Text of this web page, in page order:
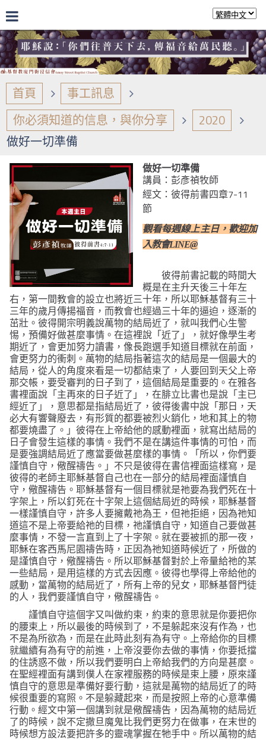
首頁
事工訊息
你必須知道的信息，與你分享
2020
做好一切準備
做好一切準備
講員：彭彥禎牧師
經文：彼得前書四章7-11
節
觀看每週線上主日，歡迎加
入教會LINE@
彼得前書記載的時間大
概是在主升天後三十年左
右，第一間教會的設立也將近三十年，所以耶穌基督有三十
三年的歲月傳揚福音，而教會也經過三十年的逼迫，逐漸的
茁壯。彼得開宗明義說萬物的結局近了，就叫我們心生警
惕，預備好做甚麼事情。在這裡說「近了」，就好像學生考
期近了，會更加努力讀書，像長跑選手知道目標就在前面，
會更努力的衝刺。萬物的結局指著這次的結局是一個最大的
結局，從人的角度來看是一切都結束了，人要回到天父上帝
那交帳，要受審判的日子到了，這個結局是重要的。在雅各
書裡面說 「主再來的日子近了」 ，在腓立比書也是說 「主已
經近了」
，意思都是指結局近了，彼得後書中說 「那日，天
必大有響聲廢去，有形質的都要被烈火銷化，地和其上的物
都要燒盡了。」 彼得在上帝給他的感動裡面，就寫出結局的
日子會發生這樣的事情。我們不是在講這件事情的可怕，而
是要強調結局近了應當要做甚麼樣的事情。
「所以，你們要
謹慎自守，儆醒禱告。」 不只是彼得在書信裡面這樣寫，是
彼得的老師主耶穌基督自己也在一部分的結局裡面謹慎自
守，儆醒禱告。耶穌基督有一個目標就是祂要為我們死在十
字架上，所以釘死在十字架上這個結局近的時候，耶穌基督
一樣謹慎自守，許多人要擁戴祂為王，但祂拒絕，因為祂知
道這不是上帝要給祂的目標，祂謹慎自守，知道自己要做甚
麼事情，不發一言直到上了十字架。就在要被抓的那一夜，
耶穌在客西馬尼園禱告時，正因為祂知道時候近了，所做的
是謹慎自守，儆醒禱告。所以耶穌基督對於上帝量給祂的某
一些結局，是用這樣的方式去因應。彼得也學得上帝給他的
感動，當萬物的結局近了，所有上帝的兒女，耶穌基督門徒
的人，我們要謹慎自守，儆醒禱告。
謹慎自守這個字又叫做約束，約束的意思就是你要把你
的腰束上，所以最後的時候到了，不是躲起來沒有作為，也
不是為所欲為，而是在此時此刻有為有守。上帝給你的目標
就繼續有為有守的前進，上帝沒要你去做的事情，你要抵擋
的住誘惑不做，所以我們要明白上帝給我們的方向是甚麼。
在聖經裡面有講到僕人在家裡服務的時候是束上腰，原來謹
慎自守的意思是準備好要行動，這就是萬物的結局近了的時
候很重要的寫照。不是躲藏起來，而是按照上帝的心意準備
行動。經文中第一個講到就是儆醒禱告，因為萬物的結局近
了的時候，說不定撒旦魔鬼比我們更努力在做事，在末世的
時候想方設法要把許多的靈魂掌握在牠手中。所以萬物的結